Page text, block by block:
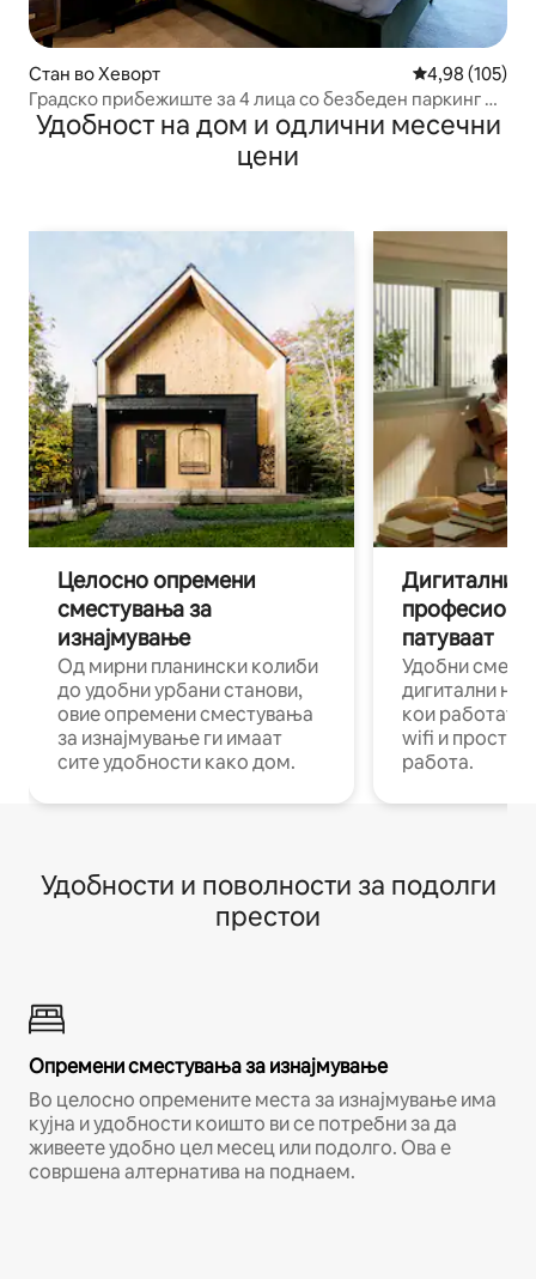
Стан во Хеворт Просечна
4,98 (105)
Градско прибежиште за 4 лица со безбеден паркинг и
сала за вежбање
Удобност на дом и одлични месечни
цени
Целосно опремени
сместувања за
изнајмување
Од мирни планински колиби
до удобни урбани станови,
овие опремени сместувања
за изнајмување ги имаат
сите удобности како дом.
Дигитални
патуваат
Удобни
дигитални
кои работат
wifi и
работа.
Удобности и поволности за подолги
престои
Опремени сместувања за изнајмување
Во целосно опремените места за изнајмување има
кујна и удобности коишто ви се потребни за да
живеете удобно цел месец или подолго. Ова е
совршена алтернатива на поднаем.